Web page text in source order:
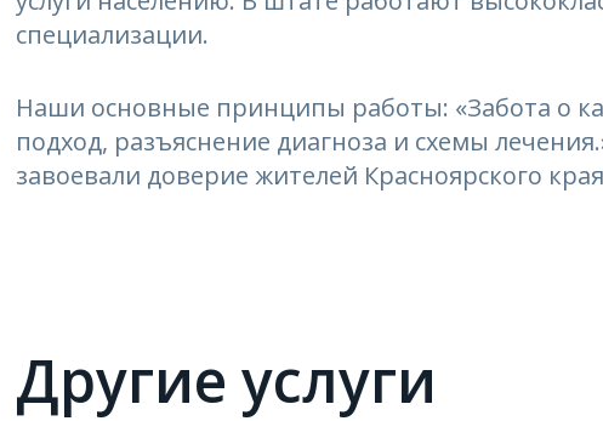
специализации.
Наши основные принципы работы: «Забота о
подход, разъяснение диагноза и схемы
завоевали доверие жителей Красноярского
Другие услуги